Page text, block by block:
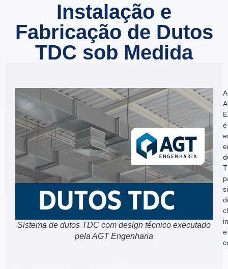
Instalação e
Fabricação de Dutos
TDC sob Medida
A
é
e
Sistema de dutos TDC com design técnico executado
pela AGT Engenharia